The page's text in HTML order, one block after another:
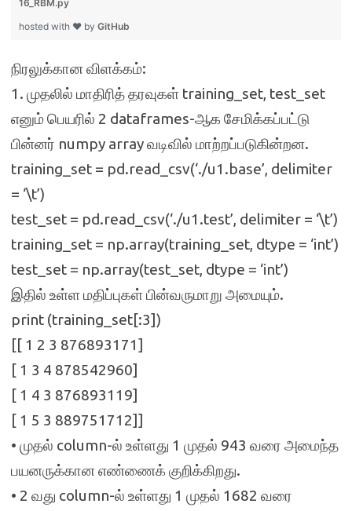
16_RBM.py
hosted with ❤ by GitHub
நிரலுக்கான விளக்கம்:
1. முதலில் மாதிரித் தரவுகள் training_set, test_set
எனும் பெயரில் 2 dataframes-ஆக சேமிக்கப்பட்டு
பின்னர் numpy array வடிவில் மாற்றப்படுகின்றன.
training_set = pd.read_csv(‘./u1.base’, delimiter
= ‘\t’)
test_set = pd.read_csv(‘./u1.test’, delimiter = ‘\t’)
training_set = np.array(training_set, dtype = ‘int’)
test_set = np.array(test_set, dtype = ‘int’)
இதில் உள்ள மதிப்புகள் பின்வருமாறு அமையும்.
print (training_set[:3])
[[ 1 2 3 876893171]
[ 1 3 4 878542960]
[ 1 4 3 876893119]
[ 1 5 3 889751712]]
• முதல் column-ல் உள்ளது 1 முதல் 943 வரை அமைந்த
பயனருக்கான எண்ணைக் குறிக்கிறது.
• 2 வது column-ல் உள்ளது 1 முதல் 1682 வரை